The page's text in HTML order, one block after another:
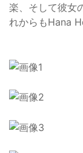
楽、そして彼女
れからもHana